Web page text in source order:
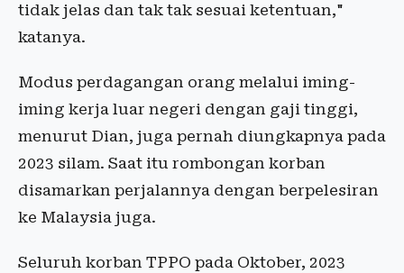
tidak jelas dan tak tak sesuai ketentuan,"
katanya.
Modus perdagangan orang melalui iming-
iming kerja luar negeri dengan gaji tinggi,
menurut Dian, juga pernah diungkapnya pada
2023 silam. Saat itu rombongan korban
disamarkan perjalannya dengan berpelesiran
ke Malaysia juga.
Seluruh korban TPPO pada Oktober, 2023